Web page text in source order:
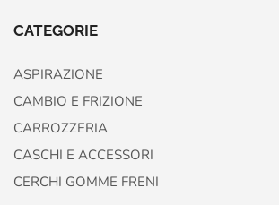
CATEGORIE
ASPIRAZIONE
CAMBIO E FRIZIONE
CARROZZERIA
CASCHI E ACCESSORI
CERCHI GOMME FRENI